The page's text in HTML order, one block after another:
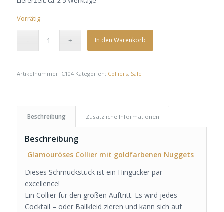
Vorrätig
In den Warenkorb
Artikelnummer: C104 Kategorien: Colliers, Sale
Beschreibung Zusätzliche Informationen
Beschreibung
Glamouröses Collier mit goldfarbenen Nuggets
Dieses Schmuckstück ist ein Hingucker par
excellence!
Ein Collier für den großen Auftritt. Es wird jedes
Cocktail – oder Ballkleid zieren und kann sich auf